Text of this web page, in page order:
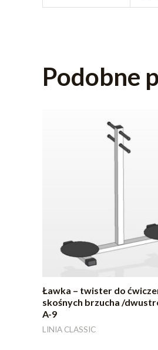
Podobne
Ławka – twister do
skośnych brzucha /
A-9
LINIA CLASSIC